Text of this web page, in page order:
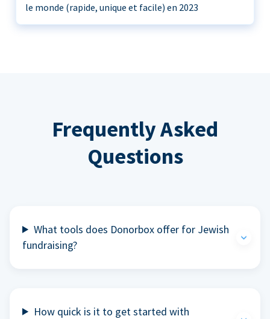
le monde (rapide, unique et facile) en 2023
Frequently Asked
Questions
What tools does Donorbox offer for Jewish
fundraising?
How quick is it to get started with